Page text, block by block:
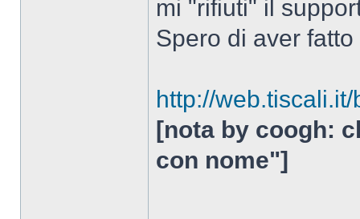
mi "rifiuti" il
Spero di aver
http://
[nota by coogh:
con nome"]